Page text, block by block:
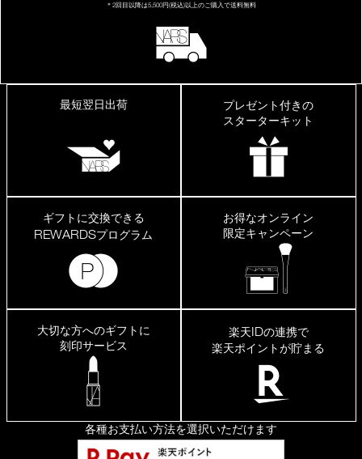
＊2回目以降は5,500円(税込)以上のご購入で送料無料
最短翌日出荷
プレゼント付きの
スターターキット
ギフトに交換できる
REWARDSプログラム
お得なオンライン
限定キャンペーン
大切な方へのギフトに
刻印サービス
楽天IDの連携で
楽天ポイントが貯まる
各種お支払い方法を選択いただけます